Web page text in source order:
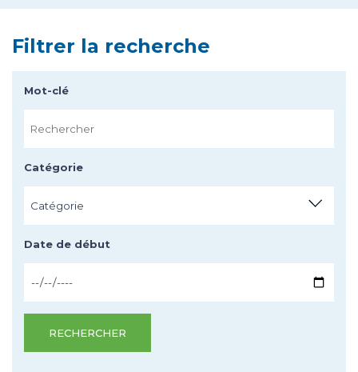
Filtrer la recherche
Mot-clé
Catégorie
Catégorie
Date de début
RECHERCHER